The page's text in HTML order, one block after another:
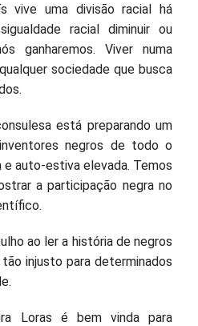
vive uma divisão racial há
racial diminuir ou
ganharemos. Viver numa
sociedade que busca
está preparando um
negros de todo o
e auto-estiva elevada. Temos
a participação negra no
ao ler a história de negros
injusto para determinados
Loras é bem vinda para